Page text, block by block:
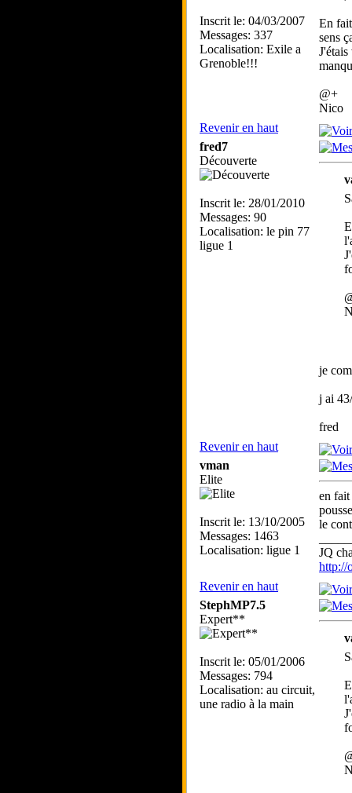
Inscrit le: 04/03/2007
Messages: 337
Localisation: Exile a
Grenoble!!!
En
sens
@+
Nico
Revenir en haut
fred7
Découverte
Inscrit le: 28/01/2010
Messages: 90
Localisation: le pin 77
ligue 1
je
j ai
fred
Revenir en haut
vman
Elite
Inscrit le: 13/10/2005
Messages: 1463
Localisation: ligue 1
en fait
le
JQ
http://
Revenir en haut
StephMP7.5
Expert**
Inscrit le: 05/01/2006
Messages: 794
Localisation: au circuit,
une radio à la main